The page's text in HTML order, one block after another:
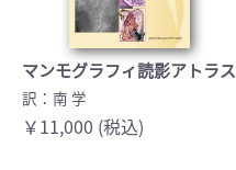
マンモグラフィ読影アトラス
訳：南 学
￥11,000 (税込)